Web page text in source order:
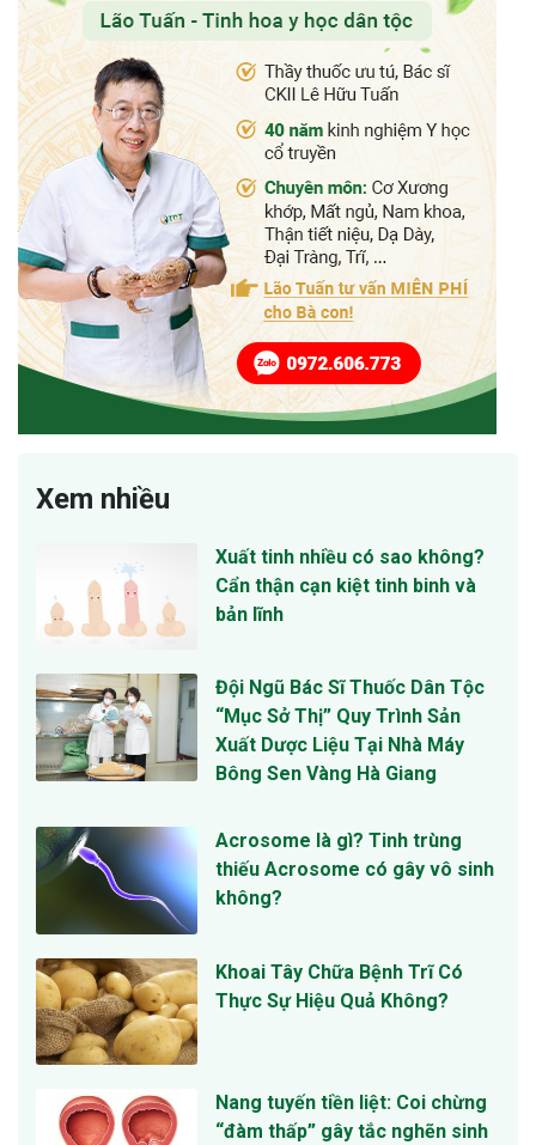
Xem nhiều
Xuất tinh nhiều có sao không?
Cẩn thận cạn kiệt tinh binh và
bản lĩnh
Đội Ngũ Bác Sĩ Thuốc Dân Tộc
“Mục Sở Thị” Quy Trình Sản
Xuất Dược Liệu Tại Nhà Máy
Bông Sen Vàng Hà Giang
Acrosome là gì? Tinh trùng
thiếu Acrosome có gây vô sinh
không?
Khoai Tây Chữa Bệnh Trĩ Có
Thực Sự Hiệu Quả Không?
Nang tuyến tiền liệt: Coi chừng
“đàm thấp” gây tắc nghẽn sinh